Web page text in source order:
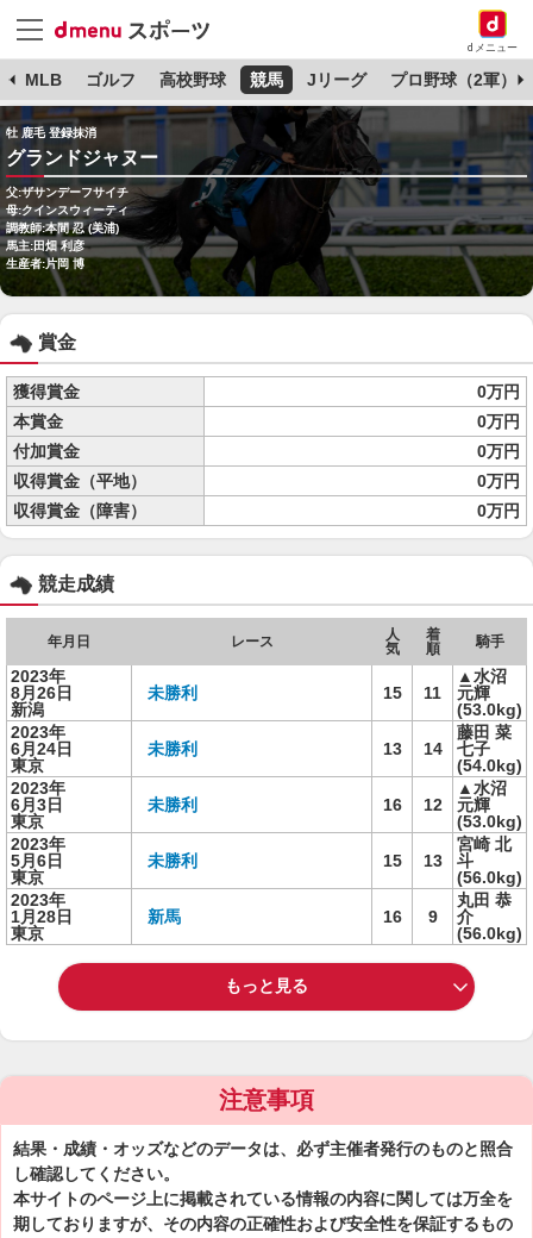
dメニュー
MLB ゴルフ 高校野球 競馬 Jリーグ プロ野球（2軍）
牡 鹿毛 登録抹消
グランドジャヌー
父:ザサンデーフサイチ
母:クインスウィーティ
調教師:本間 忍 (美浦)
馬主:田畑 利彦
生産者:片岡 博
賞金
獲得賞金
0万円
本賞金
0万円
付加賞金
0万円
収得賞金（平地）
0万円
収得賞金（障害）
0万円
競走成績
年月日 レース
人
気
着
順
騎手
2023年
8月26日
新潟
未勝利 15 11
▲水沼
元輝
(53.0kg)
2023年
6月24日
東京
未勝利 13 14
藤田 菜
七子
(54.0kg)
2023年
6月3日
東京
未勝利 16 12
▲水沼
元輝
(53.0kg)
2023年
5月6日
東京
未勝利 15 13
宮崎 北
斗
(56.0kg)
2023年
1月28日
東京
新馬 16 9
丸田 恭
介
(56.0kg)
もっと見る
注意事項
結果・成績・オッズなどのデータは、必ず主催者発行のものと照合
し確認してください。
本サイトのページ上に掲載されている情報の内容に関しては万全を
期しておりますが、その内容の正確性および安全性を保証するもの